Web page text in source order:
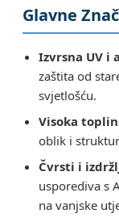
Glavne
Izvrsna UV i
zaštita od
svjetlošću.
Visoka
oblik i
Čvrsti i
usporediva s
na vanjske